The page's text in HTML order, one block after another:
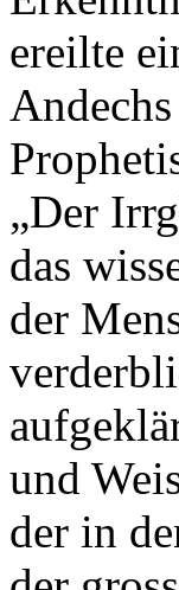
ereilte
„Der
das
der
und
der in